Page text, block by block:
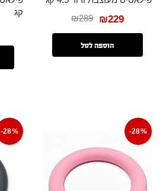
₪289 ₪229
הוספה לסל
קג
-28%
-28%